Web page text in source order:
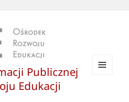
Publicznej
Edukacji